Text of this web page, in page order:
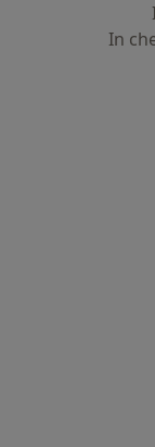
In